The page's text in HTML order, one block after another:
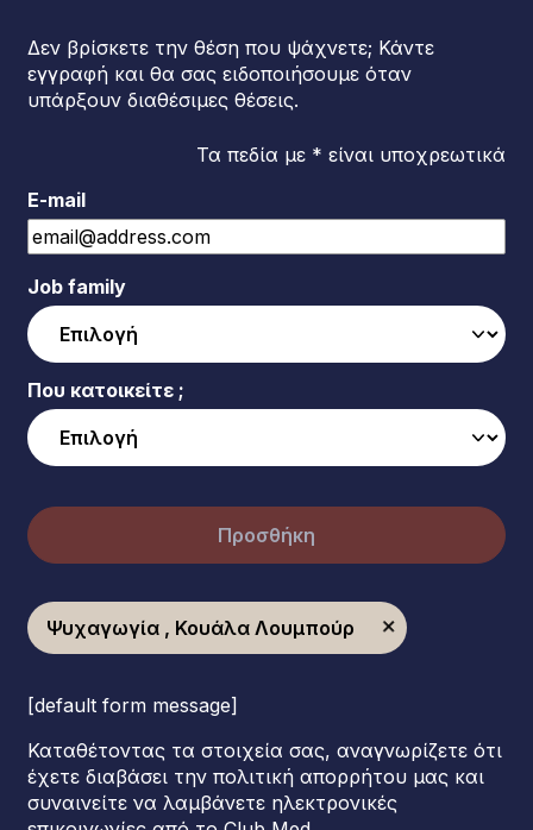
Δεν βρίσκετε την θέση που ψάχνετε; Κάντε
εγγραφή και θα σας ειδοποιήσουμε όταν
υπάρξουν διαθέσιμες θέσεις.
Τα πεδία με * είναι υποχρεωτικά
E-mail
Job family
Που κατοικείτε ;
Προσθήκη
Ψυχαγωγία , Κουάλα Λουμπούρ
[default form message]
Καταθέτοντας τα στοιχεία σας, αναγνωρίζετε ότι
έχετε διαβάσει την πολιτική απορρήτου μας και
συναινείτε να λαμβάνετε ηλεκτρονικές